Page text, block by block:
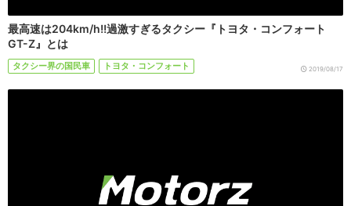
最高速は204km/h!!過激すぎるタクシー『トヨタ・コンフォート
GT-Z』とは
タクシー界の国民車 トヨタ・コンフォート 2019/08/17